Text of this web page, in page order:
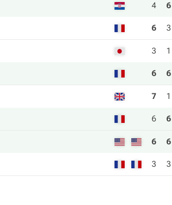
4 6
6 3
3 1
6 6
7 1
6 6
6 6
3 3